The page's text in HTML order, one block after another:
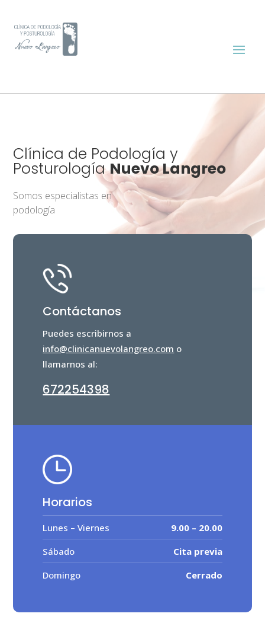
Clínica de Podología y
PosturologíaNuevo Langreo
Somos especialistas en
podología
Contáctanos
Puedes escribirnos a
info@clinicanuevolangreo.com o
llamarnos al:
672254398
Horarios
Lunes – Viernes
9.00 – 20.00
Sábado
Cita previa
Domingo
Cerrado